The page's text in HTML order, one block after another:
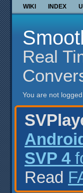
WIKI INDEX
Real
You are not logged
SVP 4
Read